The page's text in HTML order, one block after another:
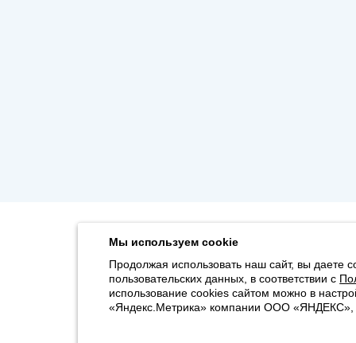
Мы используем cookie
Продолжая использовать наш сайт, вы даете
пользовательских данных, в соответствии с
использование cookies сайтом можно в
«Яндекс.Метрика» компании ООО «ЯНДЕКС»,